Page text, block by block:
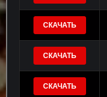
СКАЧАТЬ
СКАЧАТЬ
СКАЧАТЬ